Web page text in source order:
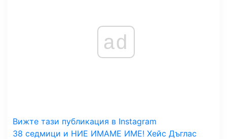
ad
Вижте тази публикация в Instagram
38 седмици и НИЕ ИМАМЕ ИМЕ! Хейс Дъглас